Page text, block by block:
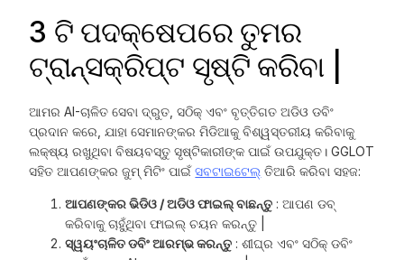
3 ଟି ପଦକ୍ଷେପରେ ତୁମର
ଟ୍ରାନ୍ସକ୍ରିପ୍ଟ ସୃଷ୍ଟି କରିବା |
ଆମର AI-ଚାଳିତ ସେବା ଦ୍ରୁତ, ସଠିକ୍ ଏବଂ ବୃତ୍ତିଗତ ଅଡିଓ ଡବିଂ
ପ୍ରଦାନ କରେ, ଯାହା ସେମାନଙ୍କର ମିଡିଆକୁ ବିଶ୍ୱସ୍ତରୀୟ କରିବାକୁ
ଲକ୍ଷ୍ୟ ରଖୁଥିବା ବିଷୟବସ୍ତୁ ସୃଷ୍ଟିକାରୀଙ୍କ ପାଇଁ ଉପଯୁକ୍ତ। GGLOT
ସହିତ ଆପଣଙ୍କର ଜୁମ୍ ମିଟିଂ ପାଇଁସବଟାଇଟେଲ୍ ତିଆରି କରିବା ସହଜ:
ଆପଣଙ୍କର ଭିଡିଓ / ଅଡିଓ ଫାଇଲ୍ ବାଛନ୍ତୁ : ଆପଣ ଡବ୍
କରିବାକୁ ଚାହୁଁଥିବା ଫାଇଲ୍ ଚୟନ କରନ୍ତୁ |
ସ୍ୱୟଂଚାଳିତ ଡବିଂ ଆରମ୍ଭ କରନ୍ତୁ : ଶୀଘ୍ର ଏବଂ ସଠିକ୍ ଡବିଂ